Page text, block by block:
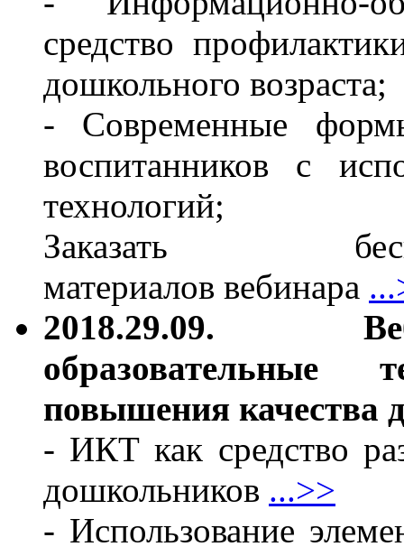
средство
дошкольного возраста;
- Современные
воспитанников с
технологий;
Заказать
материалов вебинара
2018.29.09.
образовательные
повышения качества
- ИКТ как средство
дошкольников ...>>
- Использование